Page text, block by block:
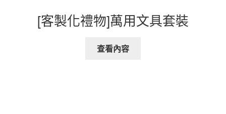
[客製化禮物]萬用文具套裝
查看內容